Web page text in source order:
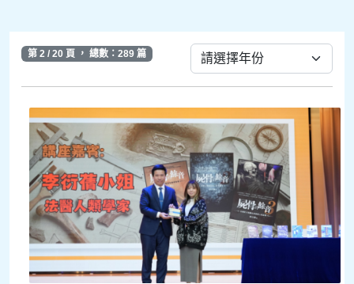
第 2 / 20 頁 ， 總數：289 篇